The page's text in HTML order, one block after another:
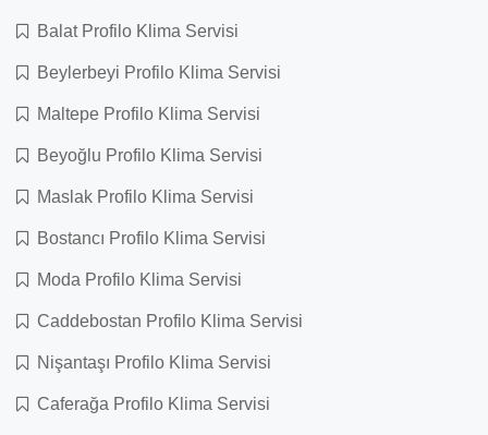
Balat Profilo Klima Servisi
Beylerbeyi Profilo Klima Servisi
Maltepe Profilo Klima Servisi
Beyoğlu Profilo Klima Servisi
Maslak Profilo Klima Servisi
Bostancı Profilo Klima Servisi
Moda Profilo Klima Servisi
Caddebostan Profilo Klima Servisi
Nişantaşı Profilo Klima Servisi
Caferağa Profilo Klima Servisi